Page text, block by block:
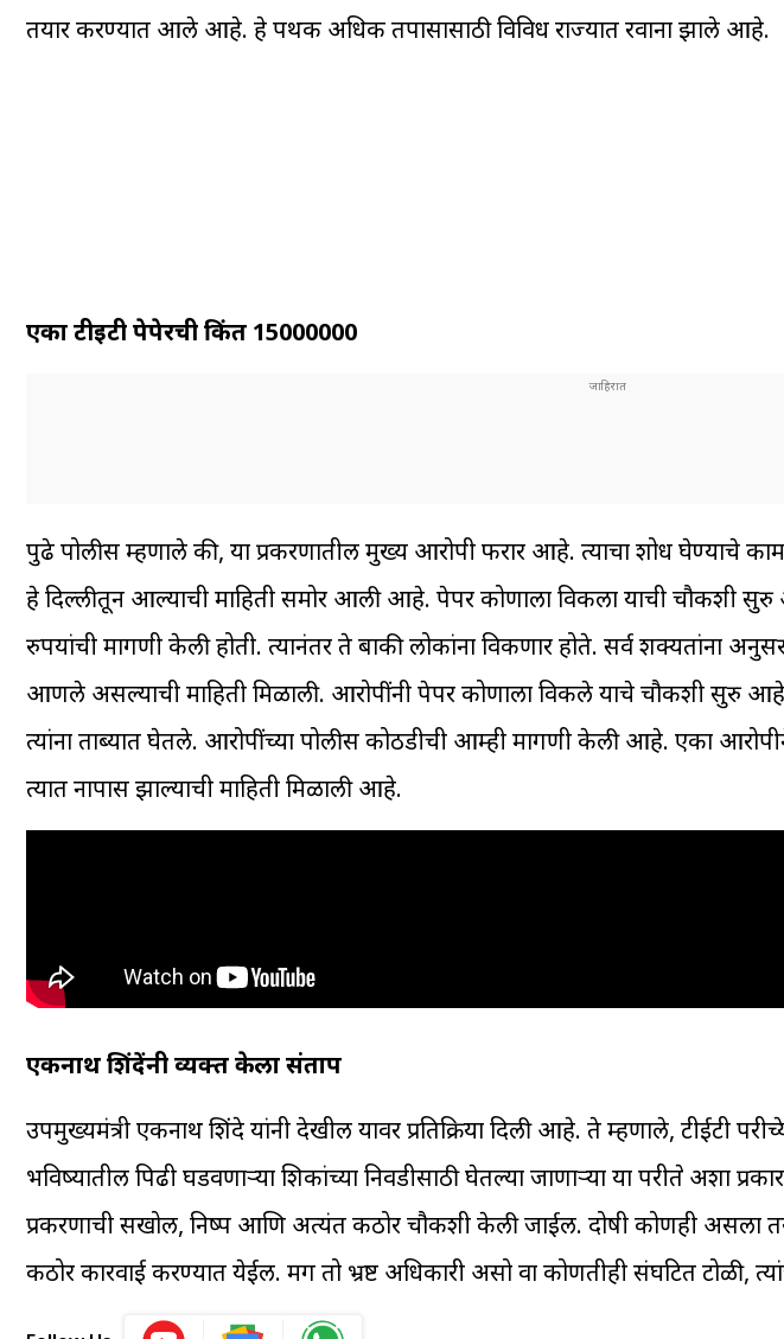
तयार करण्यात आले आहे. हे पथक अधिक तपासासाठी विविध राज्यात रवाना झाले आहे.
एका टीईटी पेपेरची किंत 15000000
पुढे पोलीस म्हणाले की, या प्रकरणातील मुख्य आरोपी फरार आहे. त्याचा शोध घेण्याचे
हे दिल्लीतून आल्याची माहिती समोर आली आहे. पेपर कोणाला विकला याची चौकशी सुरु
रुपयांची मागणी केली होती. त्यानंतर ते बाकी लोकांना विकणार होते. सर्व शक्यतांना
आणले असल्याची माहिती मिळाली. आरोपींनी पेपर कोणाला विकले याचे चौकशी सुरु
त्यांना ताब्यात घेतले. आरोपींच्या पोलीस कोठडीची आम्ही मागणी केली आहे. एका आरोपीने
त्यात नापास झाल्याची माहिती मिळाली आहे.
एकनाथ शिंदेंनी व्यक्त केला संताप
उपमुख्यमंत्री एकनाथ शिंदे यांनी देखील यावर प्रतिक्रिया दिली आहे. ते म्हणाले, टीईटी
भविष्यातील पिढी घडवणाऱ्या शिक्षकांच्या निवडीसाठी घेतल्या जाणाऱ्या या परीक्षेत अशा
प्रकरणाची सखोल, निष्पक्ष आणि अत्यंत कठोर चौकशी केली जाईल. दोषी कोणही असला
कठोर कारवाई करण्यात येईल. मग तो भ्रष्ट अधिकारी असो वा कोणतीही संघटित टोळी,